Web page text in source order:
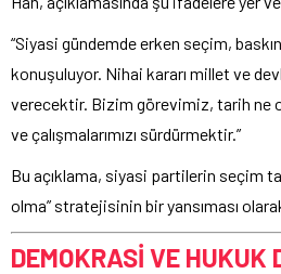
“Siyasi gündemde erken seçim,
konuşuluyor. Nihai kararı millet ve
verecektir. Bizim görevimiz, tarih ne
ve çalışmalarımızı sürdürmektir.”
Bu açıklama, siyasi partilerin seçim
olma” stratejisinin bir yansıması
DEMOKRASİ VE HUKUK